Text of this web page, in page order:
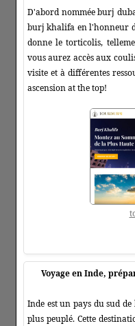
D'abord nommée burj
burj khalifa en l'honneur
donne le torticolis,
vous aurez accès aux
visite et à différentes
ascension at the top!
Voyage en Inde,
Inde est un pays du sud
plus peuplé. Cette